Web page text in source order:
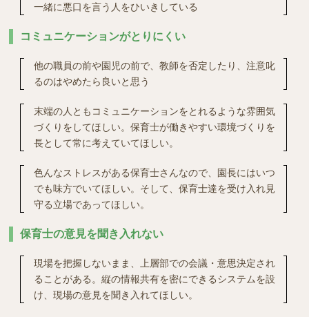
一緒に悪口を言う人をひいきしている
コミュニケーションがとりにくい
他の職員の前や園児の前で、教師を否定したり、注意叱
るのはやめたら良いと思う
末端の人ともコミュニケーションをとれるような雰囲気
づくりをしてほしい。保育士が働きやすい環境づくりを
長として常に考えていてほしい。
色んなストレスがある保育士さんなので、園長にはいつ
でも味方でいてほしい。そして、保育士達を受け入れ見
守る立場であってほしい。
保育士の意見を聞き入れない
現場を把握しないまま、上層部での会議・意思決定され
ることがある。縦の情報共有を密にできるシステムを設
け、現場の意見を聞き入れてほしい。